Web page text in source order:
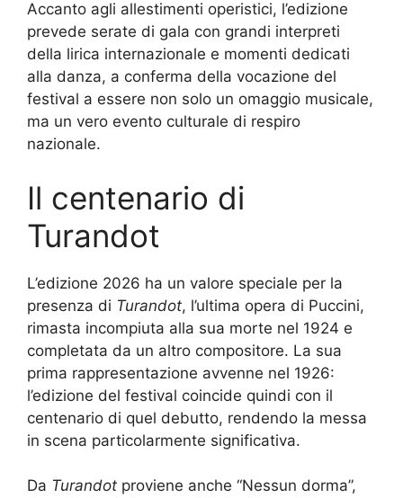
Accanto agli allestimenti operistici, l’edizione
prevede serate di gala con grandi interpreti
della lirica internazionale e momenti dedicati
alla danza, a conferma della vocazione del
festival a essere non solo un omaggio musicale,
ma un vero evento culturale di respiro
nazionale.
Il centenario di
Turandot
L’edizione 2026 ha un valore speciale per la
presenza di Turandot, l’ultima opera di Puccini,
rimasta incompiuta alla sua morte nel 1924 e
completata da un altro compositore. La sua
prima rappresentazione avvenne nel 1926:
l’edizione del festival coincide quindi con il
centenario di quel debutto, rendendo la messa
in scena particolarmente significativa.
Da Turandot proviene anche “Nessun dorma”,